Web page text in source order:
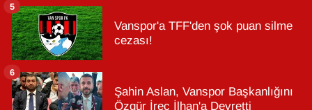
Vanspor'a TFF'den şok puan silme
cezası!
5
Şahin Aslan, Vanspor Başkanlığını
Özgür İreç İlhan'a Devretti
6